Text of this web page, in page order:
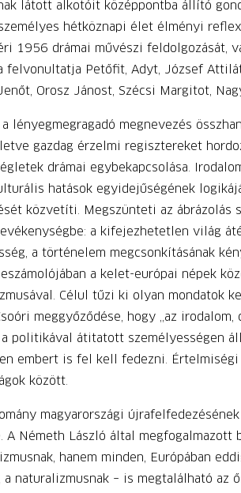
látott alkotóit középpontba állító
hétköznapi élet élményi
1956 drámai művészi feldolgozását,
felvonultatja Petőfit, Adyt, József
Orosz Jánost, Szécsi Margitot,
lényegmegragadó megnevezés
gazdag érzelmi regisztereket
drámai egybekapcsolása.
hatások egyidejűségének
közvetíti. Megszünteti az ábrázolás
a kifejezhetetlen világ
a történelem megcsonkításának
a kelet-európai népek
Célul tűzi ki olyan mondatok
meggyőződése, hogy „az
politikával átitatott személyességen
embert is fel kell fedezni.
között.
magyarországi
A Németh László által
hanem minden, Európában
a naturalizmusnak – is megtalálható